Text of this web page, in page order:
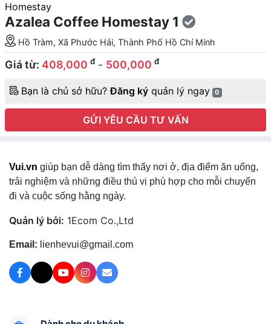
Homestay
Azalea Coffee Homestay 1
Hồ Tràm, Xã Phước Hải, Thành Phố Hồ Chí Minh
Giá từ: 408,000 đ - 500,000 đ
Bạn là chủ sở hữu?Đăng ký quản lý ngay 0
GỬI YÊU CẦU TƯ VẤN
Vui.vn giúp bạn dễ dàng tìm thấy nơi ở, địa điểm ăn uống,
trải nghiệm và những điều thú vị phù hợp cho mỗi chuyến
đi và cuộc sống hằng ngày.
Quản lý bởi: 1Ecom Co.,Ltd
Email: lienhevui@gmail.com